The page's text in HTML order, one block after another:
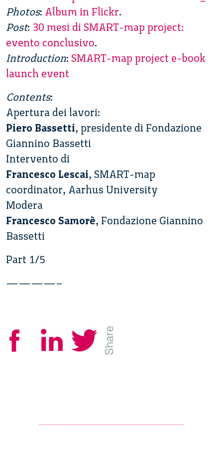
Photos: Album in Flickr.
Post: 30 mesi di SMART-map project:
evento conclusivo.
Introduction: SMART-map project e-book
launch event
Contents:
Apertura dei lavori:
Piero Bassetti, presidente di Fondazione
Giannino Bassetti
Intervento di
Francesco Lescai, SMART-map
coordinator, Aarhus University
Modera
Francesco Samorè, Fondazione Giannino
Bassetti
Part 1/5
————–